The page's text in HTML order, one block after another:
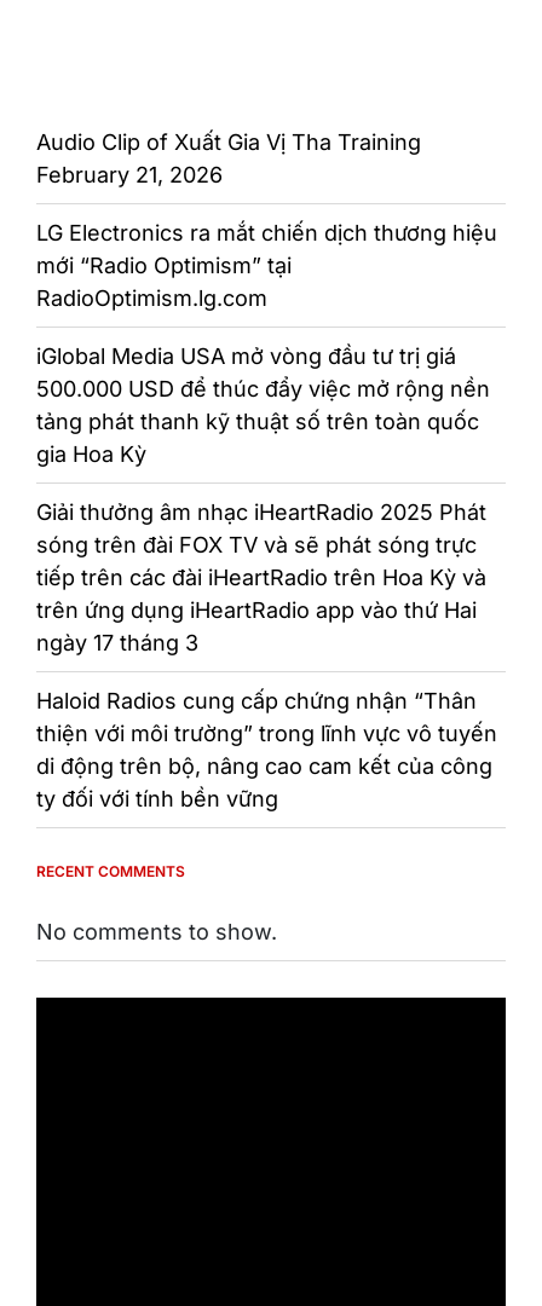
Audio Clip of Xuất Gia Vị Tha Training
February 21, 2026
LG Electronics ra mắt chiến dịch thương hiệu
mới “Radio Optimism” tại
RadioOptimism.lg.com
iGlobal Media USA mở vòng đầu tư trị giá
500.000 USD để thúc đẩy việc mở rộng nền
tảng phát thanh kỹ thuật số trên toàn quốc
gia Hoa Kỳ
Giải thưởng âm nhạc iHeartRadio 2025 Phát
sóng trên đài FOX TV và sẽ phát sóng trực
tiếp trên các đài iHeartRadio trên Hoa Kỳ và
trên ứng dụng iHeartRadio app vào thứ Hai
ngày 17 tháng 3
Haloid Radios cung cấp chứng nhận “Thân
thiện với môi trường” trong lĩnh vực vô tuyến
di động trên bộ, nâng cao cam kết của công
ty đối với tính bền vững
RECENT COMMENTS
No comments to show.